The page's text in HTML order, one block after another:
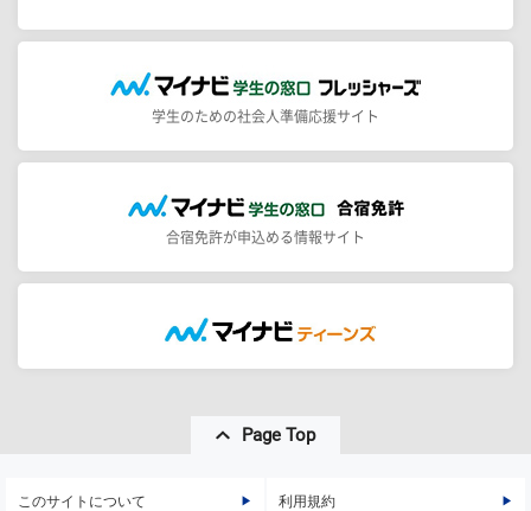
学生のための社会人準備応援サイト
合宿免許が申込める情報サイト
Page Top
このサイトについて 利用規約